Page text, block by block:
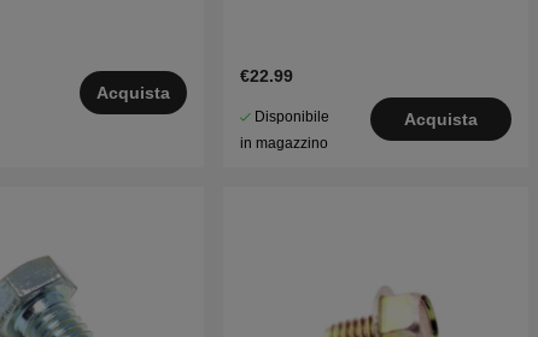
Acquista
€22.99
Disponibile
in magazzino
Acquista